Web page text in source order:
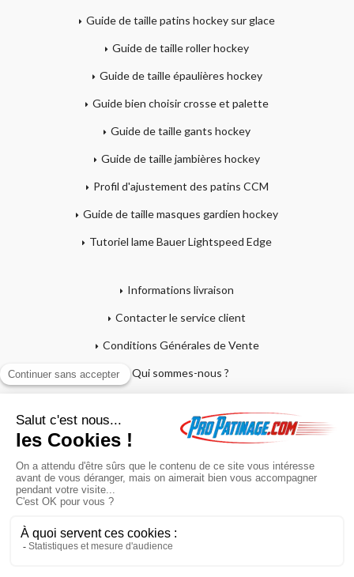
Guide de taille patins hockey sur glace
Guide de taille roller hockey
Guide de taille épaulières hockey
Guide bien choisir crosse et palette
Guide de taille gants hockey
Guide de taille jambières hockey
Profil d'ajustement des patins CCM
Guide de taille masques gardien hockey
Tutoriel lame Bauer Lightspeed Edge
Informations livraison
Contacter le service client
Conditions Générales de Vente
Qui sommes-nous ?
Mon compte
Mon panier
Paiement en 4x sans frais